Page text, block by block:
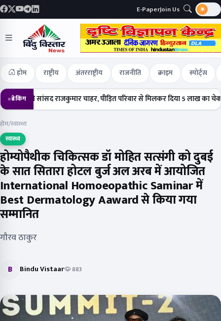
E-PaperJoin Us
होम राष्ट्रीय अंतरराष्ट्रीय राजनीति क्राइम स्पोर्ट्स
ब्रेकिंग
सांसद राजकुमार चाहर, पीड़ित परिवार से मिलकर दिया 5 लाख का चेक
होम/स्वास्थ्य
स्वास्थ्य
होम्योपैथीक चिकित्सक डॉ मोहित सत्संगी को दुबई
के सात सितारा होटल बुर्ज अल अरब में आयोजित
International Homoeopathic Saminar में
Best Dermatology Aaward से किया गया
सम्मानित
गौरव ठाकुर
B Bindu Vistaar 883